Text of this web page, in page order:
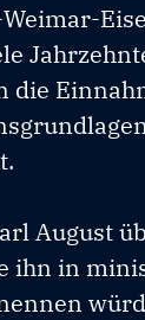
die
August
ihn in